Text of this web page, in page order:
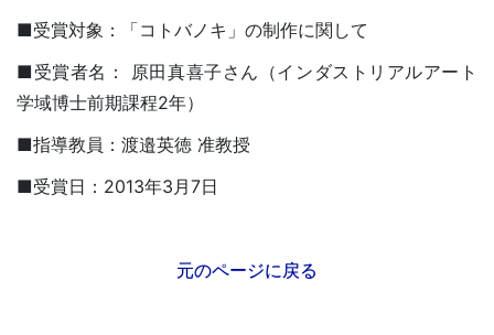
■受賞対象：「コトバノキ」の制作に関して
■受賞者名： 原田真喜子さん（インダストリアルアート
学域博士前期課程2年）
■指導教員：渡邉英徳 准教授
■受賞日：2013年3月7日
元のページに戻る